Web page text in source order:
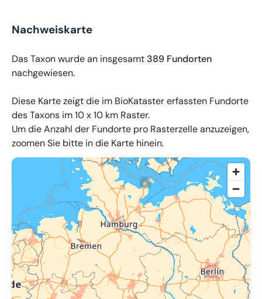
Nachweiskarte
Das Taxon wurde an insgesamt 389 Fundorten
nachgewiesen.
Diese Karte zeigt die im BioKataster erfassten Fundorte
des Taxons im 10 x 10 km Raster.
Um die Anzahl der Fundorte pro Rasterzelle anzuzeigen,
zoomen Sie bitte in die Karte hinein.
© OpenMapTiles OpenStreetMap,34u GmbH